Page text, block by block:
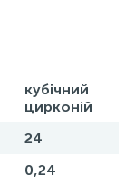
кубічний
цирконій
24
0,24